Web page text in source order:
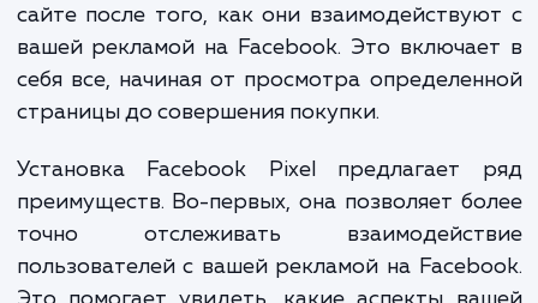
процесс интеграции кода
Facebook на вашем веб-сайте. Этот
известный как "Facebook Pixel",
отслеживать действия пользователей на
сайте после того, как они
вашей рекламой на Facebook. Это
себя все, начиная от просмотра
страницы до совершения покупки.